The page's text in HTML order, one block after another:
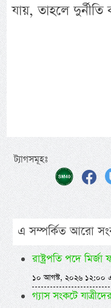
যায়, তাহলে
ট্যাগসমূহঃ
এ সম্পর্কিত আরো
রাষ্ট্রপতি পদে
১০ আগস্ট, ২০২৬ ১২:০০
গ্যাস সংকটে